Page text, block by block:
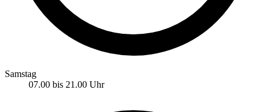
Samstag
07.00 bis 21.00 Uhr